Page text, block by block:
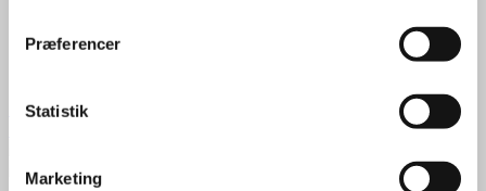
Præferencer
Statistik
Marketing
Dækker op til 148 m²
Til produkt